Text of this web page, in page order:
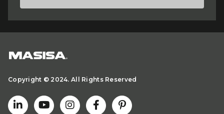
Copyright © 2024. All Rights Reserved